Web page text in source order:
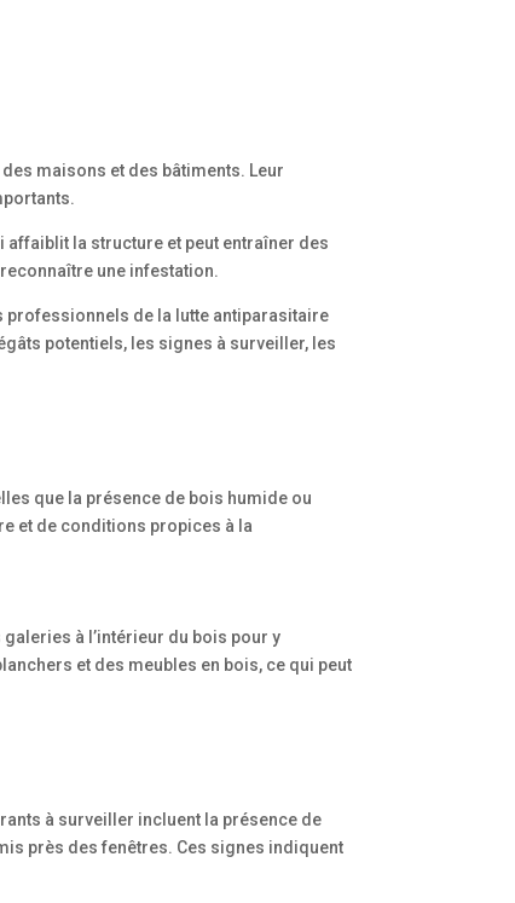
maisons et des bâtiments. Leur
la structure et peut entraîner des
une infestation.
professionnels de la lutte antiparasitaire
potentiels, les signes à surveiller, les
que la présence de bois humide ou
et de conditions propices à la
à l’intérieur du bois pour y
et des meubles en bois, ce qui peut
à surveiller incluent la présence de
près des fenêtres. Ces signes indiquent